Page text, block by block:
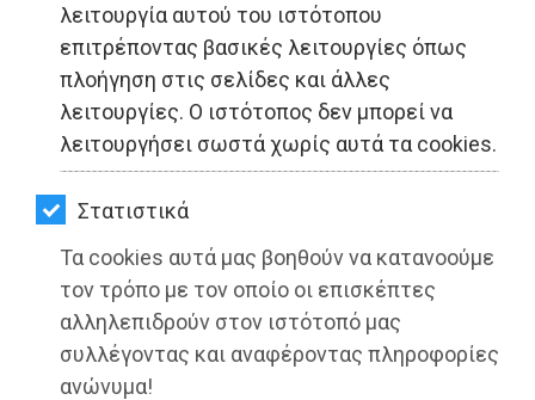
λειτουργία αυτού του ιστότοπου
επιτρέποντας βασικές λειτουργίες όπως
πλοήγηση στις σελίδες και άλλες
λειτουργίες. Ο ιστότοπος δεν μπορεί να
λειτουργήσει σωστά χωρίς αυτά τα cookies.
Στατιστικά
Τα cookies αυτά μας βοηθούν να κατανοούμε
τον τρόπο με τον οποίο οι επισκέπτες
αλληλεπιδρούν στον ιστότοπό μας
συλλέγοντας και αναφέροντας πληροφορίες
ανώνυμα!
ΠΟΛΙΤΙΣΜΟΣ
ΣΠΙΤΙ-
ΚΗΠΟΣ
ΥΓΕΙΑ
LIFESTYLE
ΤΑΞΙΔΙΑ
ΕΞΟΔΟΣ
ΠΕΡΙΒΑΛΛΟΝ
Στην Κομισιόν το ζήτημα για τον
Σχινιά
Διαβάστηκε 2112 φορές